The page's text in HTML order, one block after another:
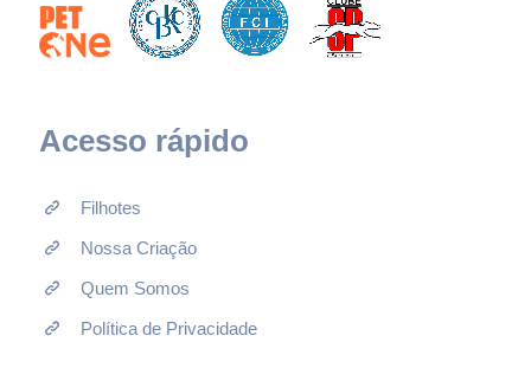
Acesso rápido
Filhotes
Nossa Criação
Quem Somos
Política de Privacidade